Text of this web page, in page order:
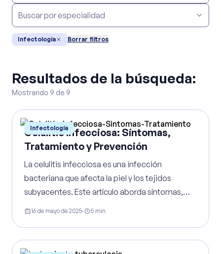
Infectología Borrar filtros
Resultados de la búsqueda:
Mostrando 9 de 9
Infectología
Celulitis Infecciosa: Síntomas,
Tratamiento y Prevención
La celulitis infecciosa es una infección
bacteriana que afecta la piel y los tejidos
subyacentes. Este artículo aborda síntomas,
tratamiento y prevención para evitar
16 de mayo de 2025· 5 min